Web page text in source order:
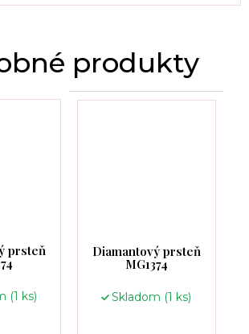
prsteň
(1 ks)
Diamantový prsteň
MG1374
Skladom (1 ks)